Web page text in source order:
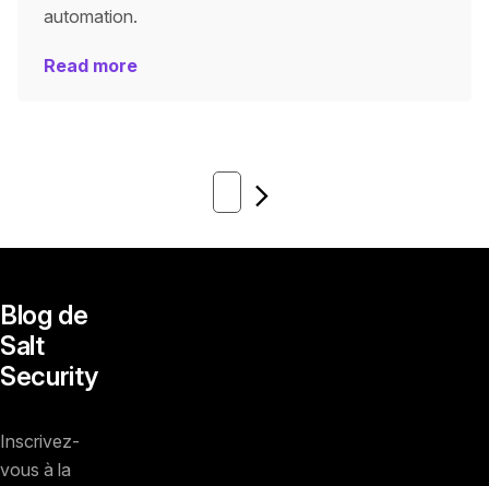
automation.
Read more
Next
Blog de
Salt
Security
Inscrivez-
vous à la